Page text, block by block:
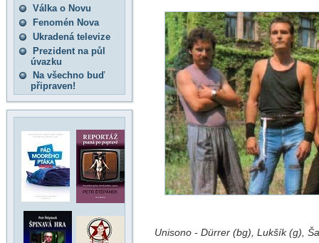
Válka o Novu
Fenomén Nova
Ukradená televize
Prezident na půl
úvazku
Na všechno buď
připraven!
Unisono - Dürrer (bg), Lukšík (g),